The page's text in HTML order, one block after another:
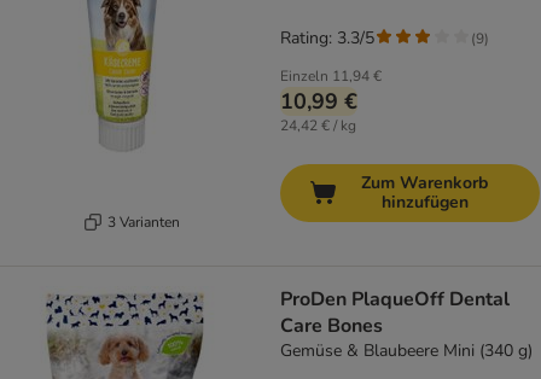
3 Varianten
Einzeln 11,94 €
10,99 €
24,42 € / kg
Rating: 3.3/5 (9)
Zum Warenkorb
hinzufügen
ProDen PlaqueOff Dental
Care Bones
Gemüse & Blaubeere Mini (340 g)